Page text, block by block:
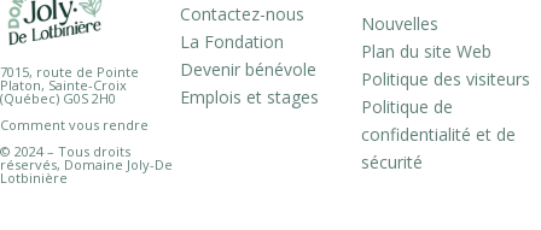
7015, route de Pointe
Platon, Sainte-Croix
(Québec) G0S 2H0
Comment vous rendre
© 2024 – Tous droits
réservés, Domaine Joly-De
Lotbinière
Contactez-nous
La Fondation
Devenir bénévole
Emplois et stages
Nouvelles
Plan du site Web
Politique des visiteurs
Politique de
confidentialité et de
sécurité